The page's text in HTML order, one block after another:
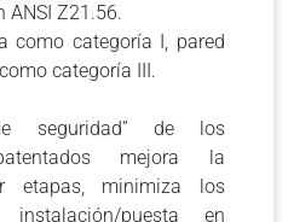
ANSI Z21.56.
como categoría I, pared
categoría III.
seguridad” de los
mejora la
etapas, minimiza los
puesta en